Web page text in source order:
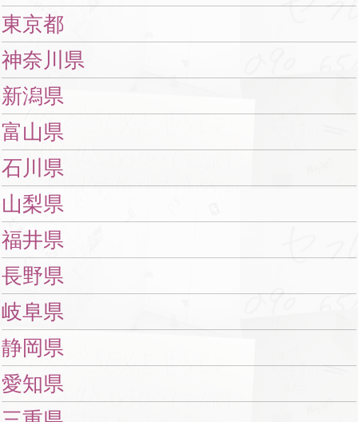
東京都
神奈川県
新潟県
富山県
石川県
山梨県
福井県
長野県
岐阜県
静岡県
愛知県